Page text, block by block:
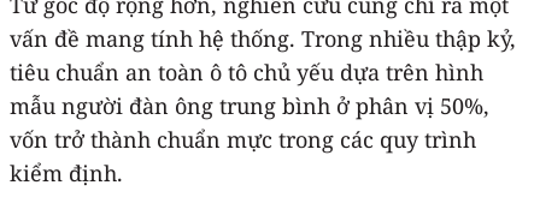
vấn đề mang tính hệ thống. Trong nhiều thập kỷ,
tiêu chuẩn an toàn ô tô chủ yếu dựa trên hình
mẫu người đàn ông trung bình ở phân vị 50%,
vốn trở thành chuẩn mực trong các quy trình
kiểm định.